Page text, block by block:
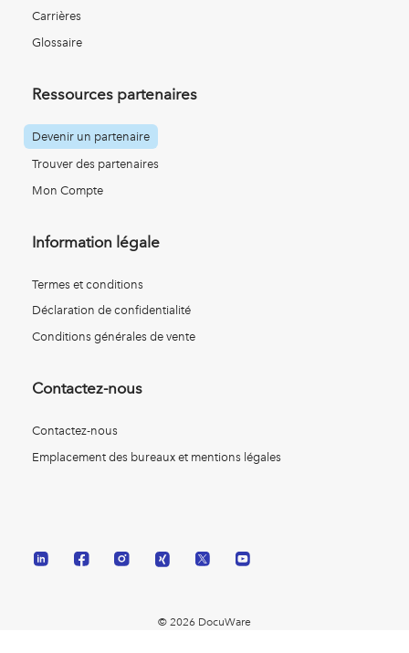
Carrières
Glossaire
Ressources partenaires
Devenir un partenaire
Trouver des partenaires
Mon Compte
Information légale
Termes et conditions
Déclaration de confidentialité
Conditions générales de vente
Contactez-nous
Contactez-nous
Emplacement des bureaux et mentions légales
© 2026 DocuWare